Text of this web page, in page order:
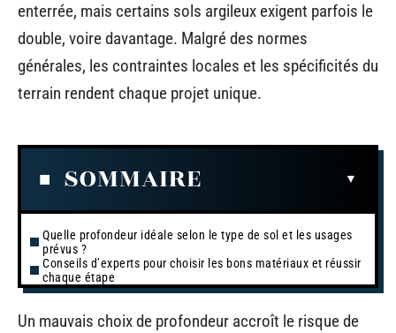
enterrée, mais certains sols argileux exigent parfois le
double, voire davantage. Malgré des normes
générales, les contraintes locales et les spécificités du
terrain rendent chaque projet unique.
SOMMAIRE
Quelle profondeur idéale selon le type de sol et les usages
prévus ?
Conseils d’experts pour choisir les bons matériaux et réussir
chaque étape
Un mauvais choix de profondeur accroît le risque de